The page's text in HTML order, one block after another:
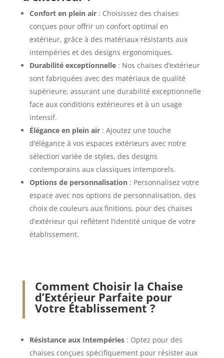
Confort en plein air: Choisissez des chaises
conçues pour offrir un confort optimal en
extérieur, grâce à des matériaux résistants aux
intempéries et des designs ergonomiques.
Durabilité exceptionnelle: Nos chaises d’extérieur
sont fabriquées avec des matériaux de qualité
supérieure, assurant une durabilité exceptionnelle
face aux conditions extérieures et à un usage
intensif.
Élégance en plein air: Ajoutez une touche
d’élégance à vos espaces extérieurs avec notre
sélection variée de styles, des designs
contemporains aux classiques intemporels.
Options de personnalisation: Personnalisez votre
espace avec nos options de personnalisation, des
choix de couleurs aux finitions, pour des chaises
d’extérieur qui reflètent l’identité unique de votre
établissement.
Comment Choisir la Chaise
d’Extérieur Parfaite pour
Votre Établissement ?
Résistance aux Intempéries: Optez pour des
chaises conçues spécifiquement pour résister aux